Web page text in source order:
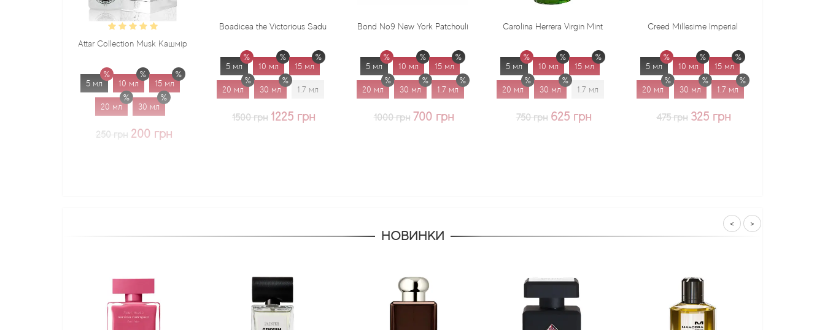
Attar Collection Musk Кашмір
15 мл
200 грн
Boadicea the Victorious Sadu
15 мл
20 мл 1.7 мл
1500 грн 1225 грн
Bond No9 New York Patchouli
5 мл 15 мл
20 мл 1.7 мл
1000 грн 700 грн
Carolina Herrera Virgin Mint
5 мл 15 мл
20 мл 1.7 мл
750 грн 625 грн
Creed Millesime Imperial
5 мл 15 мл
20 мл 1.7 мл
475 грн 325 грн
5 мл
20 мл
НОВИНКИ
< >